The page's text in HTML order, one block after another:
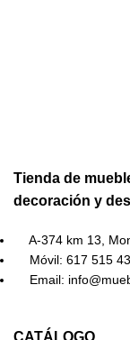
Tienda de
decoración y
A-374 km 13,
Móvil: 617 515
Email:
CATÁLOGO